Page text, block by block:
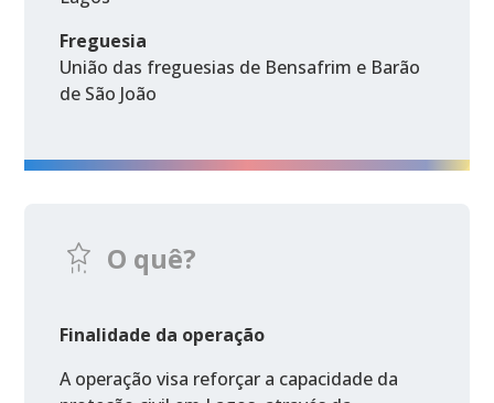
Freguesia
União das freguesias de Bensafrim e Barão
de São João
O quê?
Finalidade da operação
A operação visa reforçar a capacidade da